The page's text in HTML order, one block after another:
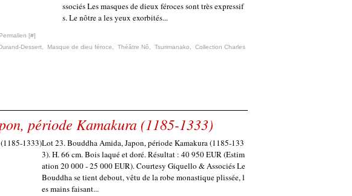
ssociés Les masques de dieux féroces sont très expressif
s. Le nôtre a les yeux exorbités...
[#]
Dessert Masque de dieu féroce Théâtre Nô Tsurimanako
Collection Charles
période Kamakura (1185-1333)
Lot 23. Bouddha Amida, Japon, période Kamakura (1185-133
3). H. 66 cm. Bois laqué et doré. Résultat : 40 950 EUR (Estim
ation 20 000 - 25 000 EUR). Courtesy Giquello & Associés Le
Bouddha se tient debout, vêtu de la robe monastique plissée, l
es mains faisant...